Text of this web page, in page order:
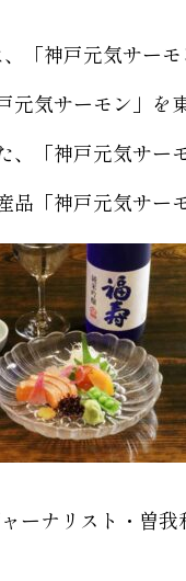
「神戸元気サー
元気サーモン」を
、「神戸元気サー
品「神戸元気サー
ーナリスト・曽我